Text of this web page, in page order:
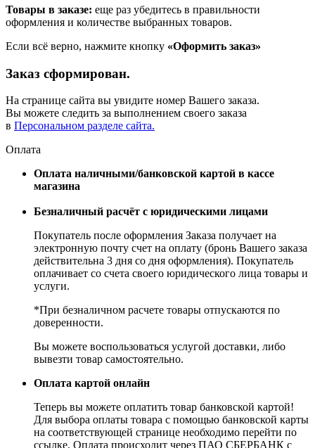
Товары в заказе: еще раз убедитесь в правильности
оформления и количестве выбранных товаров.
Если всё верно, нажмите кнопку «Оформить заказ»
Заказ сформирован.
На странице сайта вы увидите номер Вашего заказа.
Вы можете следить за выполнением своего заказа
в Персональном разделе сайта.
Оплата
Оплата наличными/банковской картой в кассе
магазина
Безналичный расчёт с юридическими лицами
Покупатель после оформления Заказа получает на
электронную почту счет на оплату (бронь Вашего заказа
действительна 3 дня со дня оформления). Покупатель
оплачивает со счета своего юридического лица товары и
услуги.
*При безналичном расчете товары отпускаются по
доверенности.
Вы можете воспользоваться услугой доставки, либо
вывезти товар самостоятельно.
Оплата картой онлайн
Теперь вы можете оплатить товар банковской картой!
Для выбора оплаты товара с помощью банковской карты
на соответствующей странице необходимо перейти по
ссылке. Оплата происходит через ПАО СБЕРБАНК с